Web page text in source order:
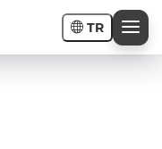
TR